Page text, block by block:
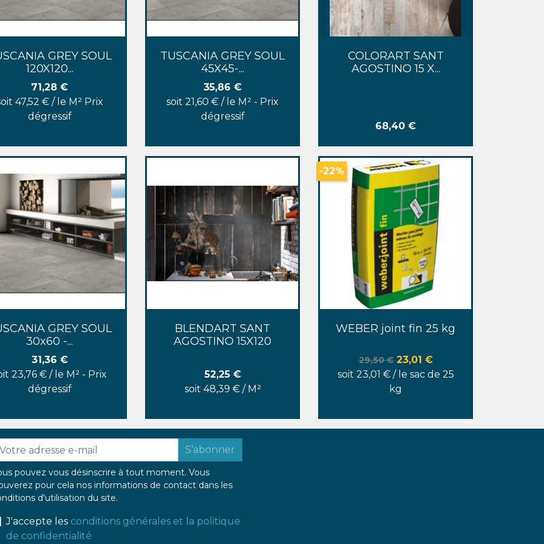
 Aperçu rapide
GREY SOUL
120X120...
Prix
71,28 €
47,52 € / le M² Prix
dégressif
 Aperçu rapide
TUSCANIA GREY SOUL
45X45-...
Prix
35,86 €
soit 21,60 € / le M² - Prix
dégressif
 Aperçu rapide
COLORART SANT
AGOSTINO 15 X...
Prix
68,40 €
 Aperçu rapide
GREY SOUL
30x60 -...
Prix
31,36 €
23,76 € / le M² - Prix
dégressif
Aperçu rapide
BLENDART SANT
AGOSTINO 15X120
Prix
52,25 €
soit 48,39 € / M²
Aperçu rapide
WEBER joint fin 25 kg
Prix de base
29,50 € Prix
23,01 €
soit 23,01 € / le sac de 25
kg
-22%
S’abonner
pouvez vous désinscrire à tout moment. Vous
pour cela nos informations de contact dans les
d'utilisation du site.
J'accepte les conditions générales et la politique
de confidentialité